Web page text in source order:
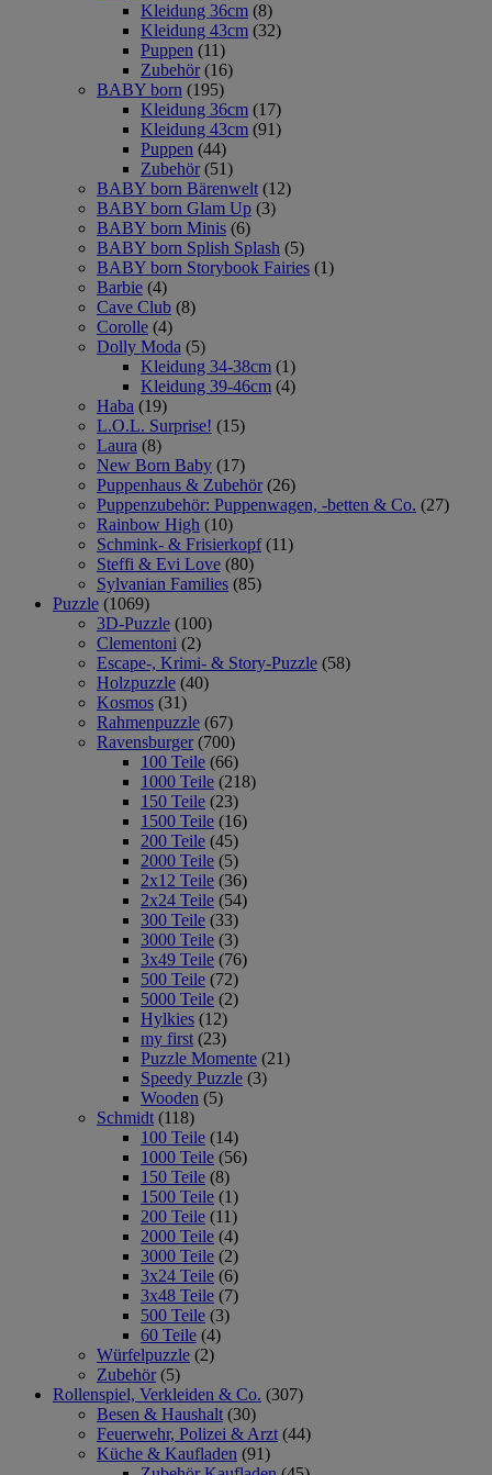
Kleidung 36cm (8)
Kleidung 43cm (32)
Puppen (11)
Zubehör (16)
BABY born (195)
Kleidung 36cm (17)
Kleidung 43cm (91)
Puppen (44)
Zubehör (51)
BABY born Bärenwelt (12)
BABY born Glam Up (3)
BABY born Minis (6)
BABY born Splish Splash (5)
BABY born Storybook Fairies (1)
Barbie (4)
Cave Club (8)
Corolle (4)
Dolly Moda (5)
Kleidung 34-38cm (1)
Kleidung 39-46cm (4)
Haba (19)
L.O.L. Surprise! (15)
Laura (8)
New Born Baby (17)
Puppenhaus & Zubehör (26)
Puppenzubehör: Puppenwagen, -betten & Co. (27)
Rainbow High (10)
Schmink- & Frisierkopf (11)
Steffi & Evi Love (80)
Sylvanian Families (85)
Puzzle (1069)
3D-Puzzle (100)
Clementoni (2)
Escape-, Krimi- & Story-Puzzle (58)
Holzpuzzle (40)
Kosmos (31)
Rahmenpuzzle (67)
Ravensburger (700)
100 Teile (66)
1000 Teile (218)
150 Teile (23)
1500 Teile (16)
200 Teile (45)
2000 Teile (5)
2x12 Teile (36)
2x24 Teile (54)
300 Teile (33)
3000 Teile (3)
3x49 Teile (76)
500 Teile (72)
5000 Teile (2)
Hylkies (12)
my first (23)
Puzzle Momente (21)
Speedy Puzzle (3)
Wooden (5)
Schmidt (118)
100 Teile (14)
1000 Teile (56)
150 Teile (8)
1500 Teile (1)
200 Teile (11)
2000 Teile (4)
3000 Teile (2)
3x24 Teile (6)
3x48 Teile (7)
500 Teile (3)
60 Teile (4)
Würfelpuzzle (2)
Zubehör (5)
Rollenspiel, Verkleiden & Co. (307)
Besen & Haushalt (30)
Feuerwehr, Polizei & Arzt (44)
Küche & Kaufladen (91)